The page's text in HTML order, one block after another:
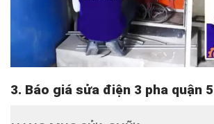
3. Báo giá sửa điện 3 pha quận 5